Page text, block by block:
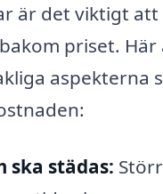
är det viktigt att
priset. Här
aspekterna
ska städas: